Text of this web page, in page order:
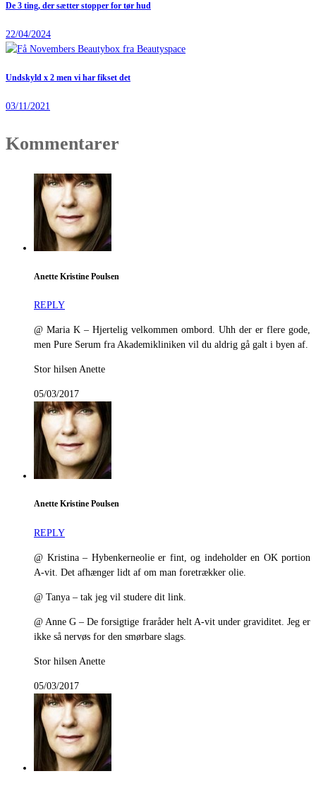
De 3 ting, der sætter stopper for tør hud
22/04/2024
Undskyld x 2 men vi har fikset det
03/11/2021
Kommentarer
Anette Kristine Poulsen
REPLY
@ Maria K – Hjertelig velkommen ombord. Uhh der er flere gode,
men Pure Serum fra Akademikliniken vil du aldrig gå galt i byen af.
Stor hilsen Anette
05/03/2017
Anette Kristine Poulsen
REPLY
@ Kristina – Hybenkerneolie er fint, og indeholder en OK portion
A-vit. Det afhænger lidt af om man foretrækker olie.
@ Tanya – tak jeg vil studere dit link.
@ Anne G – De forsigtige fraråder helt A-vit under graviditet. Jeg er
ikke så nervøs for den smørbare slags.
Stor hilsen Anette
05/03/2017